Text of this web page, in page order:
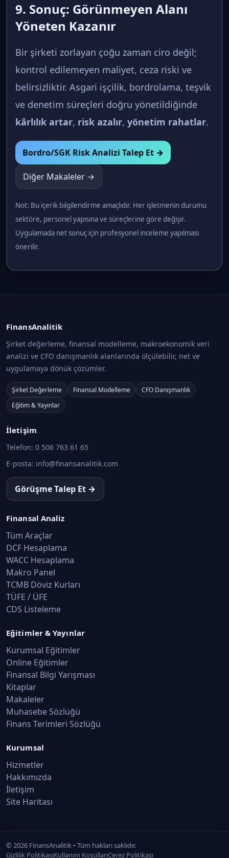
9. Sonuç: Görünmeyen Alanı
Yöneten Kazanır
Bir şirketi zorlayan çoğu zaman ciro değil;
kontrol edilemeyen maliyet, ceza riski ve
belirsizliktir. Asgari işçilik, bordrolama, teşvik
ve denetim süreçleri doğru yönetildiğinde
kârlılık artar, risk azalır, yönetim rahatlar.
Bordro/SGK Risk Analizi Talep Et →
Diğer Makaleler →
Not: Bu içerik bilgilendirme amaçlıdır. Her işletmenin durumu
sektöre, personel yapısına ve süreçlerine göre değişir.
Uygulamada net sonuç için profesyonel inceleme yapılması
önerilir.
FinansAnalitik
Şirket değerleme, finansal modelleme, makroekonomik veri
analizi ve CFO danışmanlık alanlarında ölçülebilir, net ve
uygulamaya dönük çözümler.
Şirket Değerleme Finansal Modelleme
CFO Danışmanlık
Eğitim & Yayınlar
İletişim
Telefon: 0 506 763 61 65
E-posta: info@finansanalitik.com
Görüşme Talep Et →
Finansal Analiz
Tüm Araçlar
DCF Hesaplama
WACC Hesaplama
Makro Panel
TCMB Döviz Kurları
TÜFE / ÜFE
CDS Listeleme
Eğitimler & Yayınlar
Kurumsal Eğitimler
Online Eğitimler
Finansal Bilgi Yarışması
Kitaplar
Makaleler
Muhasebe Sözlüğü
Finans Terimleri Sözlüğü
Kurumsal
Hizmetler
Hakkımızda
İletişim
Site Haritası
© 2026 FinansAnalitik • Tüm hakları saklıdır.
Gizlilik PolitikasıKullanım KoşullarıÇerez Politikası